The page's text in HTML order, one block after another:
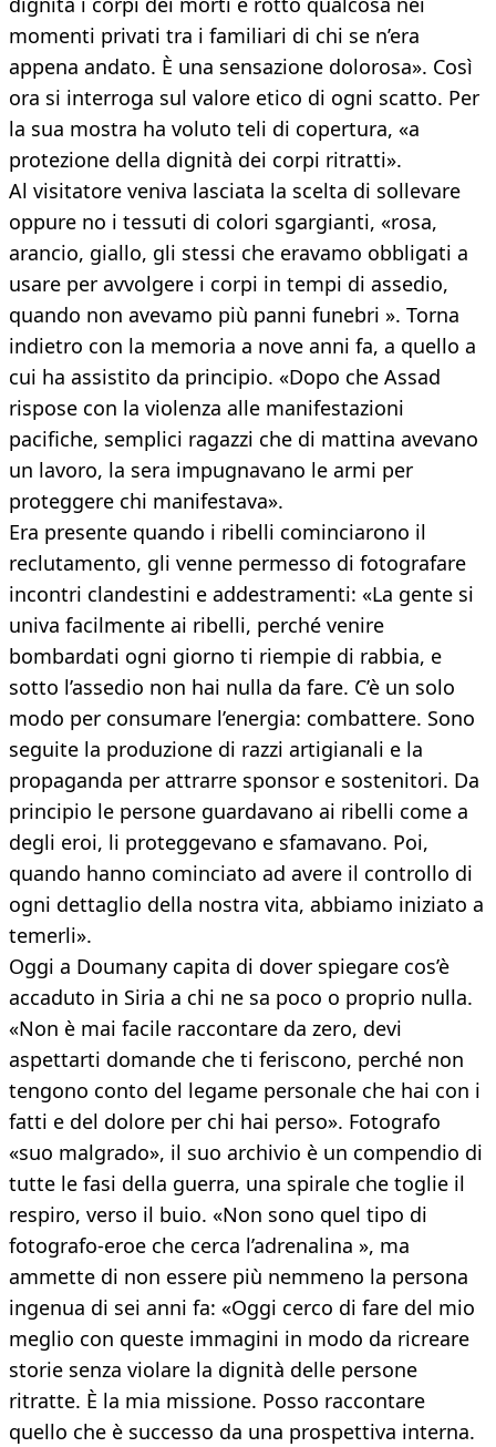
momenti privati tra i familiari di chi se n’era
appena andato. È una sensazione dolorosa». Così
ora si interroga sul valore etico di ogni scatto. Per
la sua mostra ha voluto teli di copertura, «a
protezione della dignità dei corpi ritratti».
Al visitatore veniva lasciata la scelta di sollevare
oppure no i tessuti di colori sgargianti, «rosa,
arancio, giallo, gli stessi che eravamo obbligati a
usare per avvolgere i corpi in tempi di assedio,
quando non avevamo più panni funebri ». Torna
indietro con la memoria a nove anni fa, a quello a
cui ha assistito da principio. «Dopo che Assad
rispose con la violenza alle manifestazioni
pacifiche, semplici ragazzi che di mattina avevano
un lavoro, la sera impugnavano le armi per
proteggere chi manifestava».
Era presente quando i ribelli cominciarono il
reclutamento, gli venne permesso di fotografare
incontri clandestini e addestramenti: «La gente si
univa facilmente ai ribelli, perché venire
bombardati ogni giorno ti riempie di rabbia, e
sotto l’assedio non hai nulla da fare. C’è un solo
modo per consumare l’energia: combattere. Sono
seguite la produzione di razzi artigianali e la
propaganda per attrarre sponsor e sostenitori. Da
principio le persone guardavano ai ribelli come a
degli eroi, li proteggevano e sfamavano. Poi,
quando hanno cominciato ad avere il controllo di
ogni dettaglio della nostra vita, abbiamo iniziato a
temerli».
Oggi a Doumany capita di dover spiegare cos’è
accaduto in Siria a chi ne sa poco o proprio nulla.
«Non è mai facile raccontare da zero, devi
aspettarti domande che ti feriscono, perché non
tengono conto del legame personale che hai con i
fatti e del dolore per chi hai perso». Fotografo
«suo malgrado», il suo archivio è un compendio di
tutte le fasi della guerra, una spirale che toglie il
respiro, verso il buio. «Non sono quel tipo di
fotografo-eroe che cerca l’adrenalina », ma
ammette di non essere più nemmeno la persona
ingenua di sei anni fa: «Oggi cerco di fare del mio
meglio con queste immagini in modo da ricreare
storie senza violare la dignità delle persone
ritratte. È la mia missione. Posso raccontare
quello che è successo da una prospettiva interna.